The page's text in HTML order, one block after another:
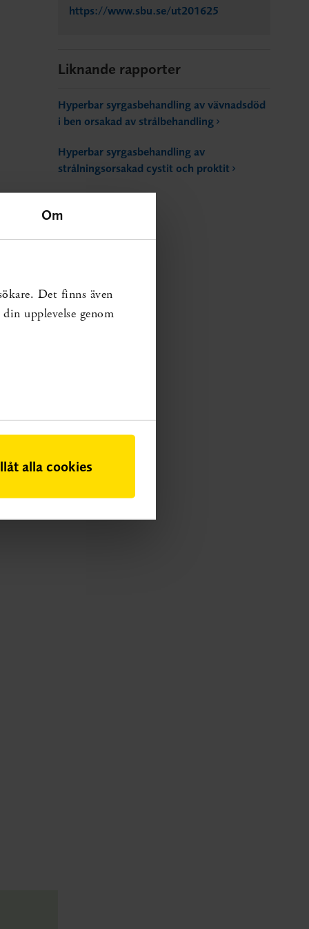
Om
Det finns även
upplevelse genom
alla cookies
https://www.sbu.se/ut201625
Liknande rapporter
Hyperbar syrgasbehandling av vävnadsdöd
i ben orsakad av strålbehandling
Hyperbar syrgasbehandling av
strålningsorsakad cystit och proktit